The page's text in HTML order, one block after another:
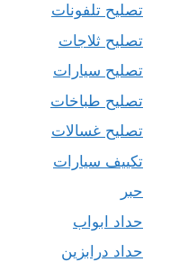
تصليح تلفونات
تصليح ثلاجات
تصليح سيارات
تصليح طباخات
تصليح غسالات
تكييف سيارات
حبر
حداد ابواب
حداد درابزين